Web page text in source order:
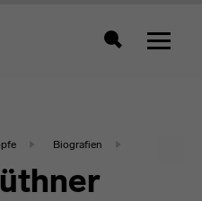
Zeigt
Biografien